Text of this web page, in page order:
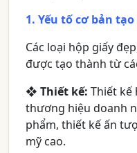
1. Yếu tố cơ bản
Các loại hộp giấy
được tạo thành từ
❖ Thiết kế: Thiết kế
thương hiệu doanh
phẩm, thiết kế ấn
mỹ cao.